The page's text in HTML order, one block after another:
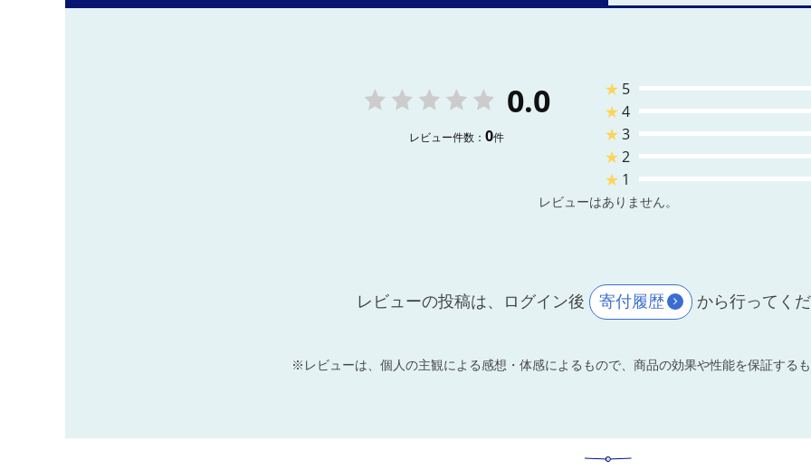
0.0
レビュー件数： 0件
★ 5
★4
★3
★2
★ 1
レビューはありません。
レビューの投稿は、ログイン後 寄付履歴 から行ってくだ
※レビューは、個人の主観による感想・体感によるもので、商品の効果や性能を保証するも